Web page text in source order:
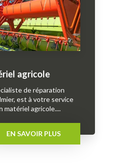
agricole
de réparation
est à votre service
matériel agricole....
EN SAVOIR PLUS